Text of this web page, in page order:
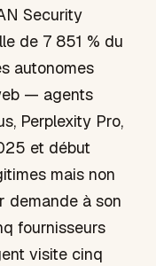
Security
de 7 851 % du
autonomes
— agents
Perplexity Pro,
et début
mais non
demande à son
fournisseurs
visite cinq